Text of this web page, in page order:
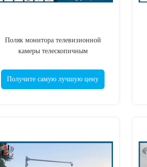
Поляк монитора телевизионной
камеры телескопичным
Получите самую лучшую цену